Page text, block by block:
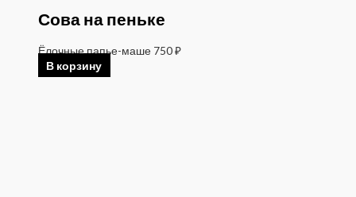
Сова на пеньке
Ёлочные папье-маше 750₽
В корзину